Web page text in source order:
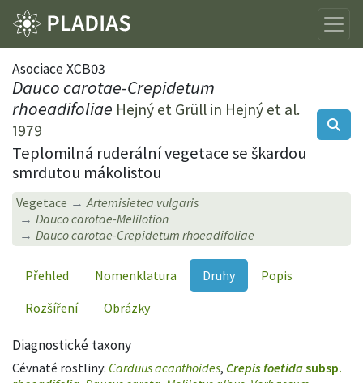
Asociace XCB03
Dauco carotae-Crepidetum
rhoeadifoliae Hejný et Grüll in Hejný et al.
1979
Teplomilná ruderální vegetace se škardou
smrdutou mákolistou
Vegetace
Artemisietea vulgaris
Dauco carotae-Melilotion
Dauco carotae-Crepidetum rhoeadifoliae
Přehled Nomenklatura Druhy
Popis
Rozšíření
Obrázky
Diagnostické taxony
Cévnaté rostliny: Carduus acanthoides, Crepis foetidasubsp.